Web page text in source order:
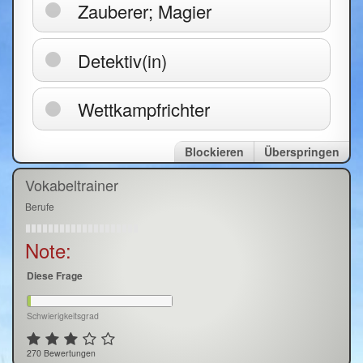
Zauberer; Magier
Detektiv(in)
Wettkampfrichter
Überspringen
Blockieren
Vokabeltrainer
Berufe
Note:
Diese Frage
Schwierigkeitsgrad
270 Bewertungen